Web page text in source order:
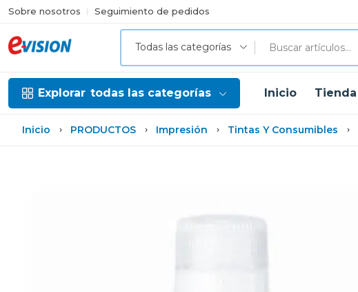
Sobre nosotros Seguimiento de pedidos
Todas las categorías
Explorar todas las categorías Inicio Tienda
Inicio PRODUCTOS Impresión Tintas Y Consumibles